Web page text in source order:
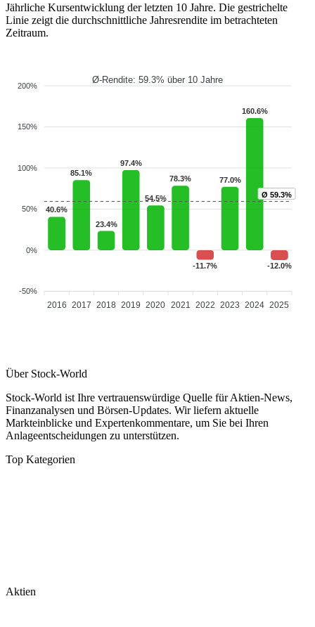
Jährliche Kursentwicklung der letzten 10 Jahre. Die gestrichelte
Linie zeigt die durchschnittliche Jahresrendite im betrachteten
Zeitraum.
Ø-Rendite: 59.3% über 10 Jahre
200%
150%
100%
50%
0%
-50%
40.6%
85.1%
23.4%
97.4%
54.5%
78.3%
-11.7%
77.0%
160.6%
-12.0%
2016 2017 2018 2019 2020 2021 2022 2023 2024 2025
Ø 59.3%
Über Stock-World
Stock-World ist Ihre vertrauenswürdige Quelle für Aktien-News,
Finanzanalysen und Börsen-Updates. Wir liefern aktuelle
Markteinblicke und Expertenkommentare, um Sie bei Ihren
Anlageentscheidungen zu unterstützen.
Top Kategorien
Aktien